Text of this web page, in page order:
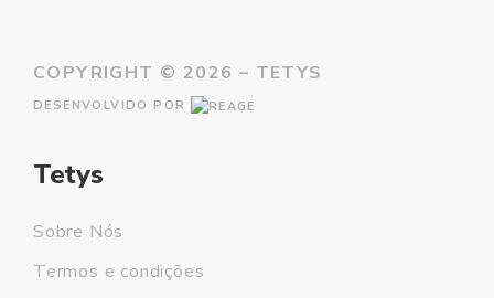
COPYRIGHT © 2026 – TETYS
DESENVOLVIDO POR
Tetys
Sobre Nós
Termos e condições